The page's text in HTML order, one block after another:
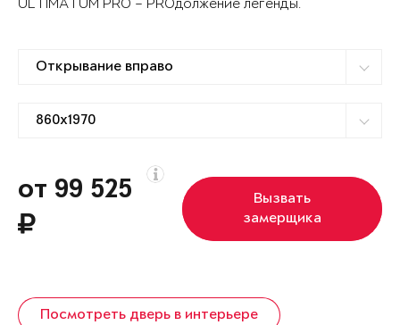
ULTIMATUM PRO – PROдолжение легенды.
от 99 525
Вызвать
замерщика
Посмотреть дверь в интерьере